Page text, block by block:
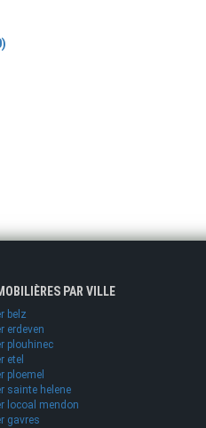
PAR VILLE
belz
erdeven
plouhinec
etel
ploemel
sainte helene
locoal mendon
gavres